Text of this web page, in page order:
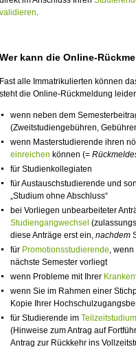
validieren.
Wer kann die Online-
Fast alle Immatrikulierten können
steht die Online-Rückmeldung
wenn neben dem
(Zweitstudiengebühren,
wenn Masterstudierende ihren
einreichen können (=
für Studienkollegiaten
für Austauschstudierende und
„Studium ohne Abschluss“
bei Vorliegen unbearbeiteter
Studiengangwechsel
diese Anträge erst ein, nachdem
für Promotionsstudierende,
nächste Semester vorliegt
wenn Probleme mit Ihrer
wenn Sie im Rahmen einer
Kopie Ihrer
für Studierende im Teilzeitstudium
(Hinweise zum Antrag auf
Antrag zur Rückkehr ins